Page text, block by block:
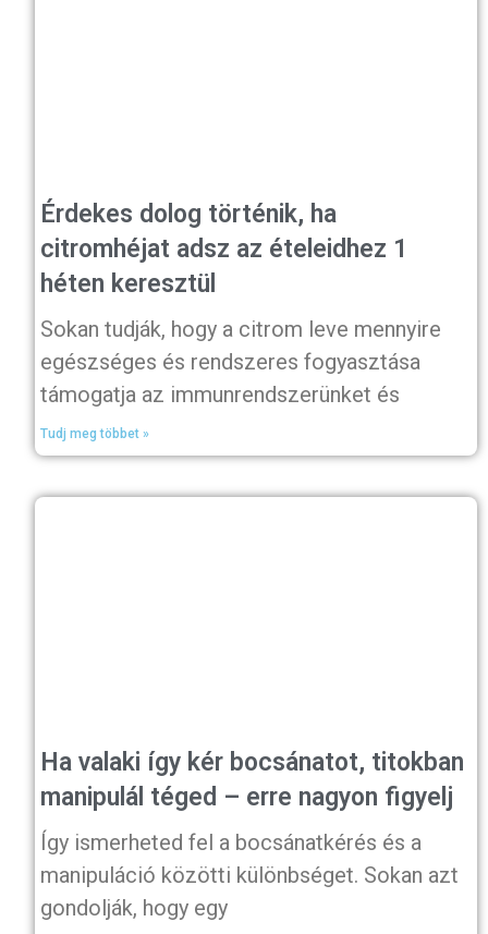
Érdekes dolog történik, ha
citromhéjat adsz az ételeidhez 1
héten keresztül
Sokan tudják, hogy a citrom leve mennyire
egészséges és rendszeres fogyasztása
támogatja az immunrendszerünket és
Tudj meg többet »
Ha valaki így kér bocsánatot, titokban
manipulál téged – erre nagyon figyelj
Így ismerheted fel a bocsánatkérés és a
manipuláció közötti különbséget. Sokan azt
gondolják, hogy egy